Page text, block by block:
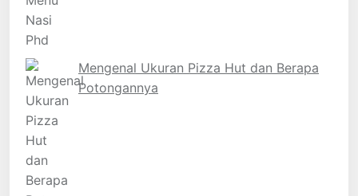
Mengenal Ukuran Pizza Hut dan Berapa
Potongannya